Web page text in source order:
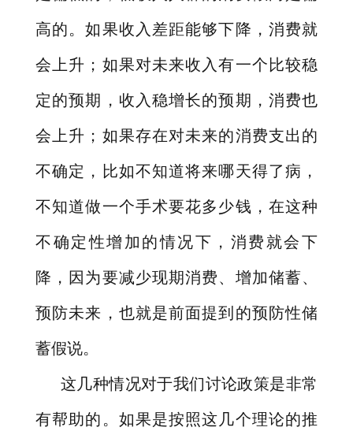
高的。如果收入差距能够下降，消费就
会上升；如果对未来收入有一个比较稳
定的预期，收入稳增长的预期，消费也
会上升；如果存在对未来的消费支出的
不确定，比如不知道将来哪天得了病，
不知道做一个手术要花多少钱，在这种
不确定性增加的情况下，消费就会下
降，因为要减少现期消费、增加储蓄、
预防未来，也就是前面提到的预防性储
蓄假说。
这几种情况对于我们讨论政策是非常
有帮助的。如果是按照这几个理论的推